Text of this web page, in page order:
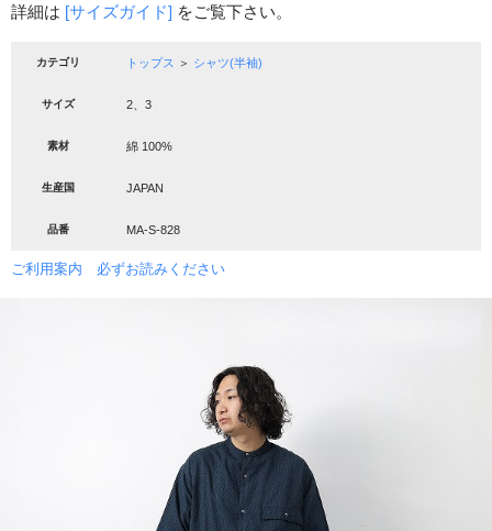
詳細は [サイズガイド] をご覧下さい。
カテゴリ トップス ＞ シャツ(半袖)
サイズ 2、3
素材 綿 100%
生産国 JAPAN
品番 MA-S-828
ご利用案内 必ずお読みください